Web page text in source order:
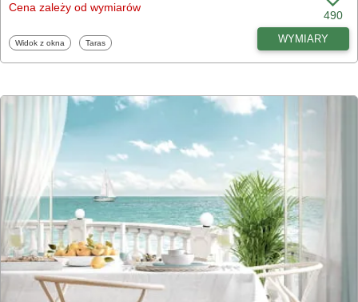
Cena zależy od wymiarów
490
Fototapety
Widok z okna Fototapety
Taras WYMIARY